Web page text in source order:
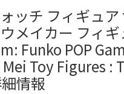
ッチ フィギュ
メイカー フィギ
Funko POP
Toy Figures :
情報